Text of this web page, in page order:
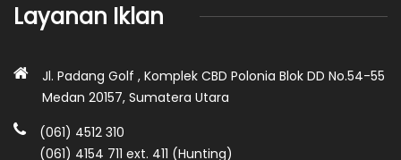
Layanan Iklan
Jl. Padang Golf , Komplek CBD Polonia Blok DD No.54-55
Medan 20157, Sumatera Utara
(061) 4512 310
(061) 4154 711 ext. 411 (Hunting)